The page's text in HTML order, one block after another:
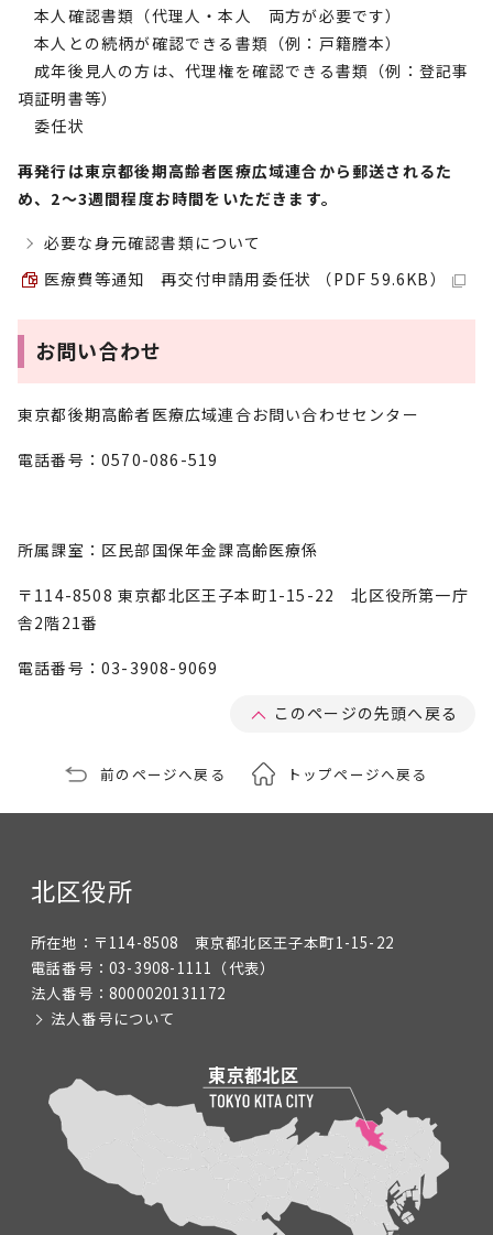
本人確認書類（代理人・本人 両方が必要です）
本人との続柄が確認できる書類（例：戸籍謄本）
成年後見人の方は、代理権を確認できる書類（例：登記事
項証明書等）
委任状
再発行は東京都後期高齢者医療広域連合から郵送されるた
め、2～3週間程度お時間をいただきます。
必要な身元確認書類について
医療費等通知 再交付申請用委任状 （PDF 59.6KB）
お問い合わせ
東京都後期高齢者医療広域連合お問い合わせセンター
電話番号：0570-086-519
所属課室：区民部国保年金課高齢医療係
〒114-8508 東京都北区王子本町1-15-22 北区役所第一庁
舎2階21番
電話番号：03-3908-9069
このページの先頭へ戻る
前のページへ戻る トップページへ戻る
北区役所
所在地： 〒114-8508 東京都北区王子本町1-15-22
電話番号： 03-3908-1111 （代表）
法人番号： 8000020131172
法人番号について